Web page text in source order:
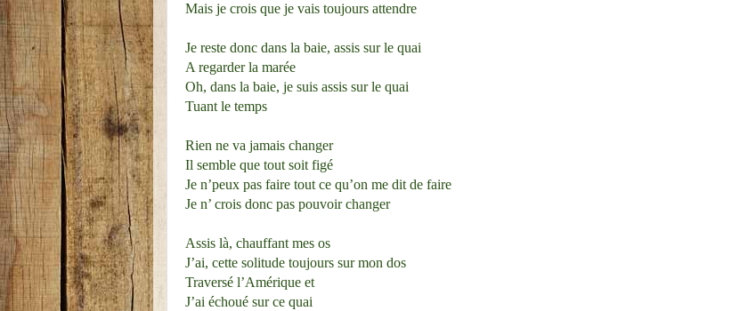
Mais je crois que je vais toujours attendre
Je reste donc dans la baie, assis sur le quai
A regarder la marée
Oh, dans la baie, je suis assis sur le quai
Tuant le temps
Rien ne va jamais changer
Il semble que tout soit figé
Je n’peux pas faire tout ce qu’on me dit de faire
Je n’ crois donc pas pouvoir changer
Assis là, chauffant mes os
J’ai, cette solitude toujours sur mon dos
Traversé l’Amérique et
J’ai échoué sur ce quai